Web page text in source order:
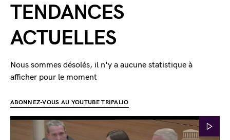
TENDANCES
ACTUELLES
Nous sommes désolés, il n'y a aucune statistique à
afficher pour le moment
ABONNEZ-VOUS AU YOUTUBE TRIPALIO